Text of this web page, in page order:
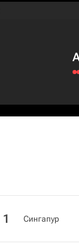
1 Сингапур